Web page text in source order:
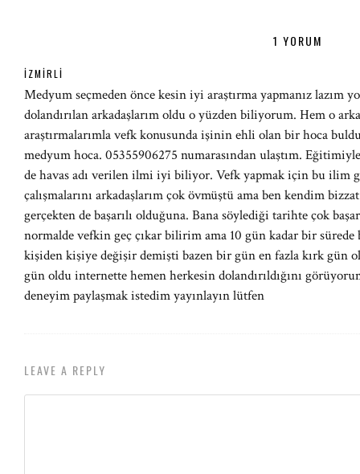
1 YORUM
İZMIRLI
Medyum seçmeden önce kesin iyi araştırma yapmanız lazım
dolandırılan arkadaşlarım oldu o yüzden biliyorum. Hem o
araştırmalarımla vefk konusunda işinin ehli olan bir hoca
medyum hoca. 05355906275 numarasından ulaştım.
de havas adı verilen ilmi iyi biliyor. Vefk yapmak için bu ilim
çalışmalarını arkadaşlarım çok övmüştü ama ben kendim
gerçekten de başarılı olduğuna. Bana söylediği tarihte çok
normalde vefkin geç çıkar bilirim ama 10 gün kadar bir sürede
kişiden kişiye değişir demişti bazen bir gün en fazla kırk gün
gün oldu internette hemen herkesin dolandırıldığını
deneyim paylaşmak istedim yayınlayın lütfen
LEAVE A REPLY